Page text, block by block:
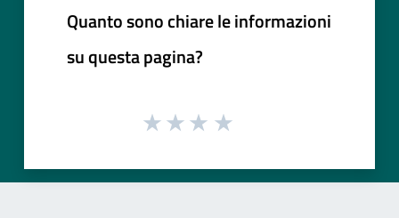
Quanto sono chiare le informazioni
su questa pagina?